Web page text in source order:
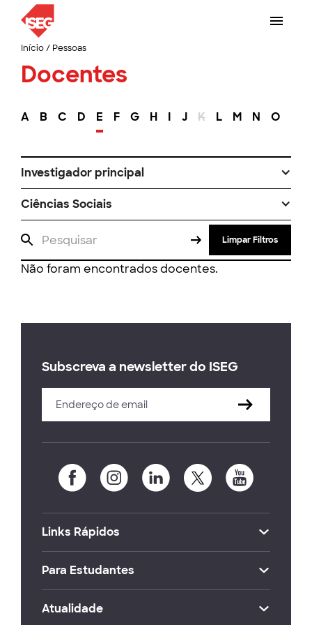
Início/ Pessoas
Docentes
A B C D E F G H I J K L M N O
Investigador principal
Ciências Sociais
Limpar Filtros
Não foram encontrados docentes.
Subscreva a newsletter do ISEG
Links Rápidos
Para Estudantes
Atualidade